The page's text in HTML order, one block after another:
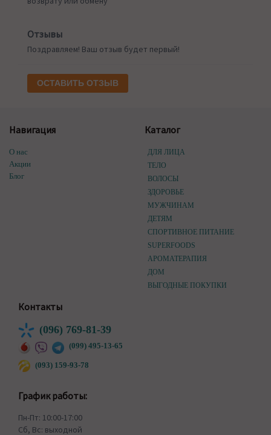
Отзывы
Поздравляем! Ваш отзыв будет первый!
ОСТАВИТЬ ОТЗЫВ
Навигация
О нас
Акции
Блог
Каталог
ДЛЯ ЛИЦА
ТЕЛО
ВОЛОСЫ
ЗДОРОВЬЕ
МУЖЧИНАМ
ДЕТЯМ
СПОРТИВНОЕ ПИТАНИЕ
SUPERFOODS
АРОМАТЕРАПИЯ
ДОМ
ВЫГОДНЫЕ ПОКУПКИ
Контакты
(096) 769-81-39
(099) 495-13-65
(093) 159-93-78
График работы:
Пн-Пт: 10:00-17:00
Сб, Вс: выходной